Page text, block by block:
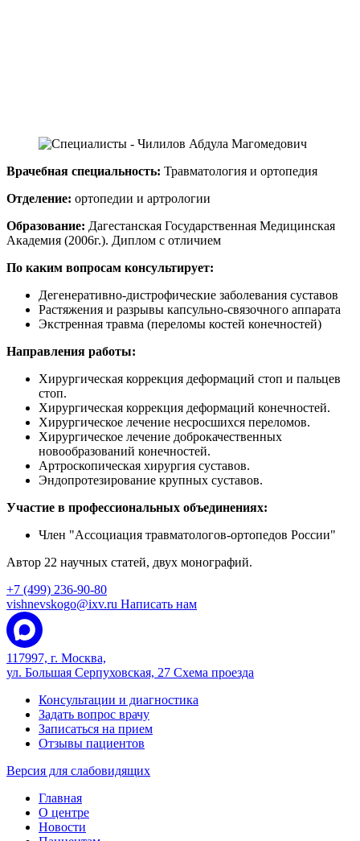
Врачебная специальность: Травматология и ортопедия
Отделение: ортопедии и артрологии
Образование: Дагестанская Государственная Медицинская
Академия (2006г.). Диплом с отличием
По каким вопросам консультирует:
Дегенеративно-дистрофические заболевания суставов
Растяжения и разрывы капсульно-связочного аппарата
Экстренная травма (переломы костей конечностей)
Направления работы:
Хирургическая коррекция деформаций стоп и пальцев
стоп.
Хирургическая коррекция деформаций конечностей.
Хирургическое лечение несросшихся переломов.
Хирургическое лечение доброкачественных
новообразований конечностей.
Артроскопическая хирургия суставов.
Эндопротезирование крупных суставов.
Участие в профессиональных объединениях:
Член "Ассоциация травматологов-ортопедов России"
Автор 22 научных статей, двух монографий.
+7 (499) 236-90-80
vishnevskogo@ixv.ru Написать нам
117997, г. Москва,
ул. Большая Серпуховская, 27 Схема проезда
Консультации и диагностика
Задать вопрос врачу
Записаться на прием
Отзывы пациентов
Версия для слабовидящих
Главная
О центре
Новости